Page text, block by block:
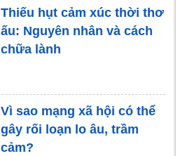
Thiếu hụt cảm xúc thời thơ
ấu: Nguyên nhân và cách
chữa lành
Vì sao mạng xã hội có thể
gây rối loạn lo âu, trầm
cảm?